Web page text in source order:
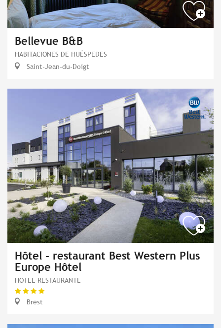
Bellevue B&B
HABITACIONES DE HUÉSPEDES
Saint-Jean-du-Doigt
Hôtel - restaurant Best Western Plus
Europe Hôtel
HOTEL-RESTAURANTE
Brest